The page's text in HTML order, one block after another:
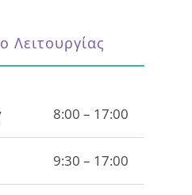
Λειτουργίας
8:00 – 17:00
9:30 – 17:00